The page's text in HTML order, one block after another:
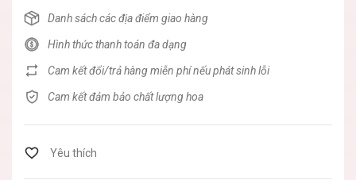
Danh sách các địa điểm giao hàng
Hình thức thanh toán đa dạng
Cam kết đổi/trả hàng miễn phí nếu phát sinh lỗi
Cam kết đảm bảo chất lượng hoa